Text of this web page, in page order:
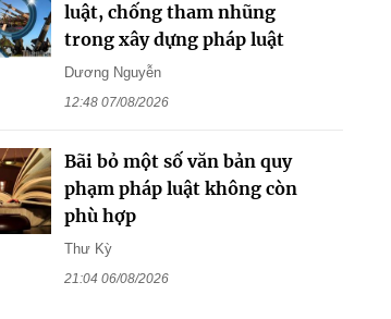
luật, chống tham nhũng
trong xây dựng pháp luật
Dương Nguyễn
12:48 07/08/2026
Bãi bỏ một số văn bản quy
phạm pháp luật không còn
phù hợp
Thư Kỳ
21:04 06/08/2026